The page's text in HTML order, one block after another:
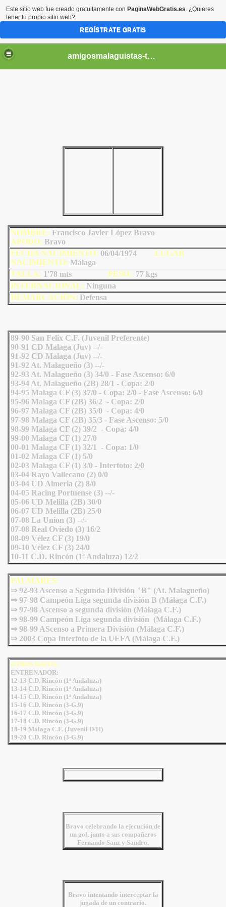
amigosmalaguistas-temporadas
NOMBRE: Francisco Javier López Bravo
APODO: Bravo
FECHA NACIMIENTO: 06/04/1974 LUGAR
NACIMIENTO: Málaga
TALLA: 1'78 mts PESO: 77 kgs
INTERNACIONAL: Ninguna
DEMARCACIÓN: Defensa
89-90 San Felix C.F. (Juvenil Preferente)
90-91 CD Malaga (Juv) --/-
91-92 CD Malaga (Juv) --/-
91-92 At. Malagueño (3) --/-
92-93 At. Malagueño (3) 34/0 - Fase Ascenso: 6/0
93-94 At. Malagueño (2B) 28/1 - Copa: 2/0
94-95 Malaga CF (3) 37/0 - Copa: 2/0 - Fase Ascenso: 6/0
95-96 Malaga CF (2B) 36/2 - Copa: 2/0
96-97 Malaga CF (2B) 35/0 - Copa: 4/0
97-98 Malaga CF (2B) 35/3 - Fase Ascenso: 5/0
98-99 Malaga CF (2) 39/2 - Copa: 4/0
99-00 Malaga CF (1) 27/0
00-01 Malaga CF (1) 32/1 - Copa: 1/0
01-02 Malaga CF (1) 5/0
02-03 Malaga CF (1) 3/0 - Intertoto: 2/0
03-04 Rayo Vallecano (2) 0/0
03-04 UD Almeria (2) 8/0
04-05 Racing Portuense (3) --/-
05-06 UD Melilla (2B) 30/0
06-07 UD Melilla (2B) 25/0
07-08 La Union (3) --/-
07-08 Real Oviedo (3) 16/2
08-09 Vélez CF (3) 19/0
09-10 Vélez CF (3) 24/0
10-11 C.D. Rincón (1ª Andaluza) 12/2
PALMARÉS:
⇒ 92-93 Ascenso a Segunda División "B" (At. Malagueño)
⇒ 97-98 Campeón Liga segunda división B (Málaga
⇒ 97-98 Ascenso a segunda división (Málaga C.F.)
⇒ 98-99 Campeón Liga segunda división (Málaga C.F.)
⇒ 98-99 AScenso a Primera División (Málaga C.F.)
⇒ 2003 Copa Intertoto de la UEFA (Málaga C.F.)
OTROS DATOS:
ENTRENADOR:
12-13 C.D. Rincón (1ª Andaluza)
13-14 C.D. Rincón (1ª Andaluza)
14-15 C.D. Rincón (1ª Andaluza)
15-16 C.D. Rincón (3-G.9)
16-17 C.D. Rincón (3-G.9)
17-18 C.D. Rincón (3-G.9)
18-19 Málaga C.F. (Juvenil D/H)
19-20 C.D. Rincón (3-G.9)
Bravo celebrando la ejecución de
un gol, junto a sus compañeros
Fernando Sanz y Sandro.
Bravo intentando interceptar la
jugada de un contrario.
Este sitio web fue creado gratuitamente con PaginaWebGratis.es. ¿Quieres
tener tu propio sitio web?
REGÍSTRATE GRATIS